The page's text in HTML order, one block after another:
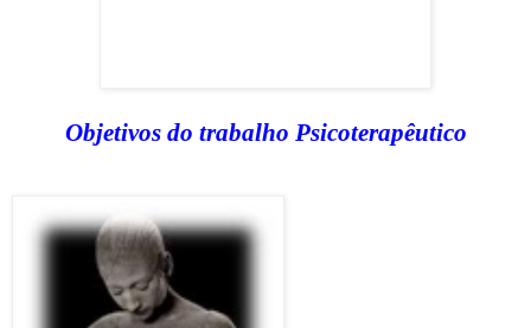
Objetivos do trabalho Psicoterapêutico